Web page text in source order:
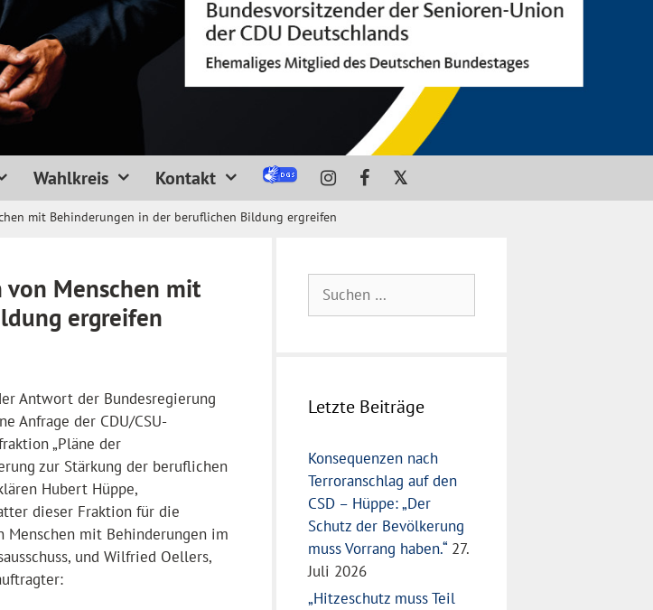
Wahlkreis Kontakt 𝕏
mit Behinderungen in der beruflichen Bildung ergreifen
Menschen mit
ergreifen
Antwort der Bundesregierung
Anfrage der CDU/CSU-
„Pläne der
zur Stärkung der beruflichen
Hubert Hüppe,
dieser Fraktion für die
Menschen mit Behinderungen im
und Wilfried Oellers,
nach:
Letzte Beiträge
Konsequenzen nach
Terroranschlag auf den
CSD – Hüppe: „Der
Schutz der Bevölkerung
muss Vorrang haben.“ 27.
Juli 2026
„Hitzeschutz muss Teil